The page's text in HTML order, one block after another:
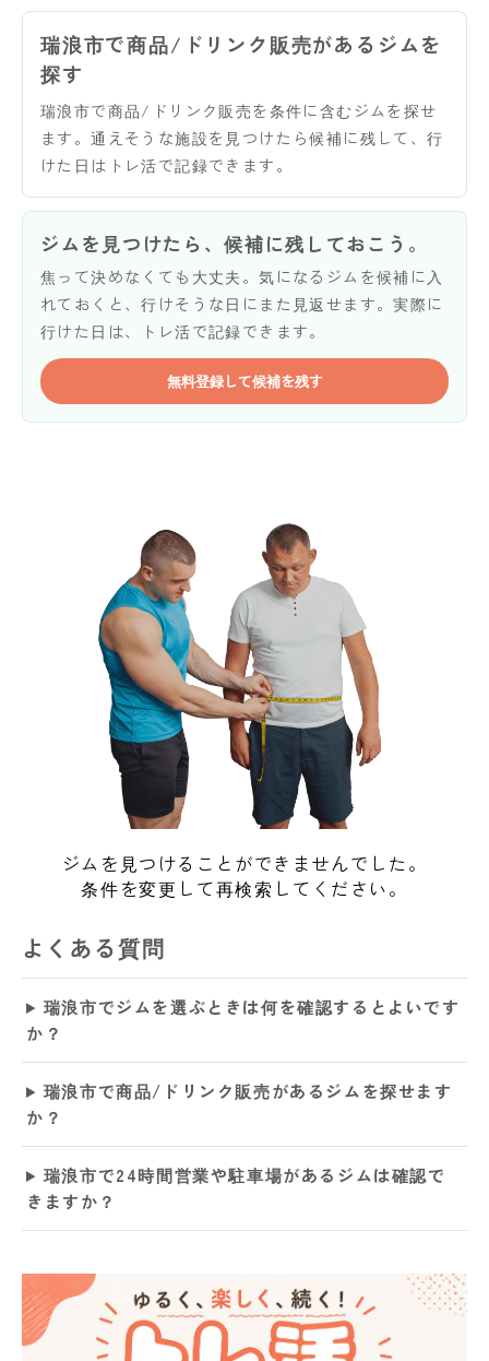
瑞浪市で商品/ドリンク販売があるジムを
探す
瑞浪市で商品/ドリンク販売を条件に含むジムを探せ
ます。通えそうな施設を見つけたら候補に残して、行
けた日はトレ活で記録できます。
ジムを見つけたら、候補に残しておこう。
焦って決めなくても大丈夫。気になるジムを候補に入
れておくと、行けそうな日にまた見返せます。実際に
行けた日は、トレ活で記録できます。
無料登録して候補を残す
ジムを見つけることができませんでした。
条件を変更して再検索してください。
よくある質問
瑞浪市でジムを選ぶときは何を確認するとよいです
か？
瑞浪市で商品/ドリンク販売があるジムを探せます
か？
瑞浪市で24時間営業や駐車場があるジムは確認で
きますか？